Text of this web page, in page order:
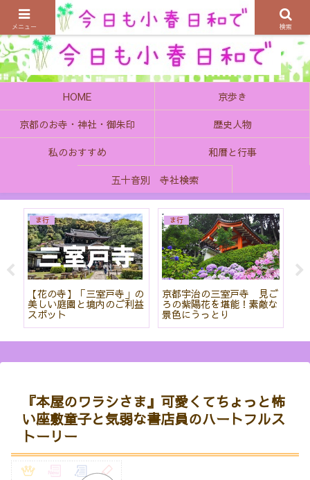
京都の町で歴史を楽しむ、そんなゆったり気分を感じてみませんか
HOME
京歩き
京都のお寺・神社・御朱印
歴史人物
私のおすすめ
和暦と行事
五十音別 寺社検索
ま行
【花の寺】「三室戸寺」の
美しい庭園と境内のご利益
スポット
ま行
京都宇治の三室戸寺 見ご
ろの紫陽花を堪能！素敵な
景色にうっとり
『本屋のワラシさま』可愛くてちょっと怖
い座敷童子と気弱な書店員のハートフルス
トーリー
メニュー 検索